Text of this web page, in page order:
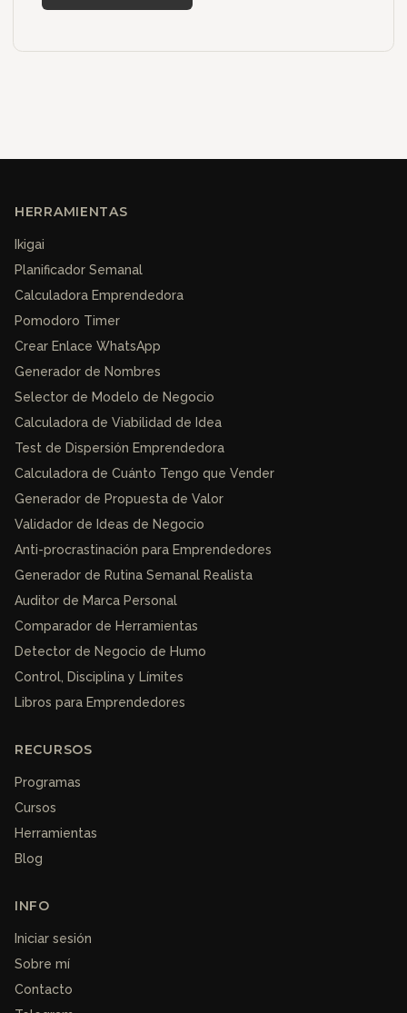
HERRAMIENTAS
Ikigai
Planificador Semanal
Calculadora Emprendedora
Pomodoro Timer
Crear Enlace WhatsApp
Generador de Nombres
Selector de Modelo de Negocio
Calculadora de Viabilidad de Idea
Test de Dispersión Emprendedora
Calculadora de Cuánto Tengo que Vender
Generador de Propuesta de Valor
Validador de Ideas de Negocio
Anti-procrastinación para Emprendedores
Generador de Rutina Semanal Realista
Auditor de Marca Personal
Comparador de Herramientas
Detector de Negocio de Humo
Control, Disciplina y Límites
Libros para Emprendedores
RECURSOS
Programas
Cursos
Herramientas
Blog
INFO
Iniciar sesión
Sobre mí
Contacto